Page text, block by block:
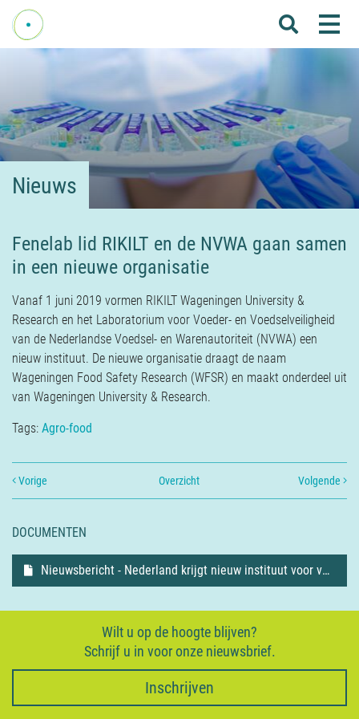
Over Fenelab
Commissies
Donateurs
Nieuws
Agenda
Internationaal
Verzekeringen
Contact
Nieuws
Fenelab lid RIKILT en de NVWA gaan samen
in een nieuwe organisatie
Vanaf 1 juni 2019 vormen RIKILT Wageningen University &
Research en het Laboratorium voor Voeder- en Voedselveiligheid
van de Nederlandse Voedsel- en Warenautoriteit (NVWA) een
nieuw instituut. De nieuwe organisatie draagt de naam
Wageningen Food Safety Research (WFSR) en maakt onderdeel uit
van Wageningen University & Research.
Tags: Agro-food
Vorige Overzicht Volgende
DOCUMENTEN
Nieuwsbericht - Nederland krijgt nieuw instituut voor voedselveiligheid
Wilt u op de hoogte blijven?
Schrijf u in voor onze nieuwsbrief.
Inschrijven